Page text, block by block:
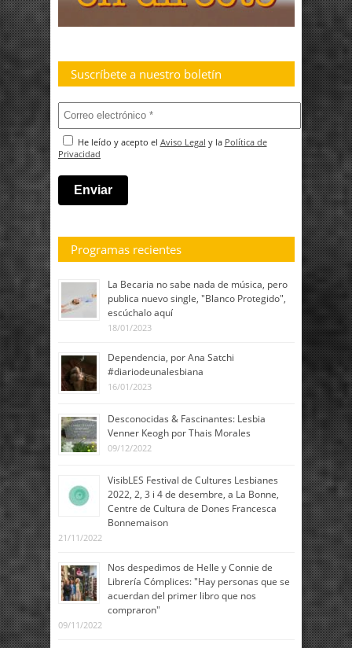
Suscríbete a nuestro boletín
He leído y acepto el Aviso Legal y la Política de
Privacidad
Programas recientes
La Becaria no sabe nada de música, pero
publica nuevo single, "Blanco Protegido",
escúchalo aquí
18/01/2023
Dependencia, por Ana Satchi
#diariodeunalesbiana
16/01/2023
Desconocidas & Fascinantes: Lesbia
Venner Keogh por Thais Morales
09/12/2022
VisibLES Festival de Cultures Lesbianes
2022, 2, 3 i 4 de desembre, a La Bonne,
Centre de Cultura de Dones Francesca
Bonnemaison
21/11/2022
Nos despedimos de Helle y Connie de
Librería Cómplices: "Hay personas que se
acuerdan del primer libro que nos
compraron"
09/11/2022